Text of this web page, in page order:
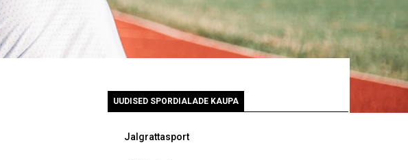
UUDISED SPORDIALADE KAUPA
Jalgrattasport